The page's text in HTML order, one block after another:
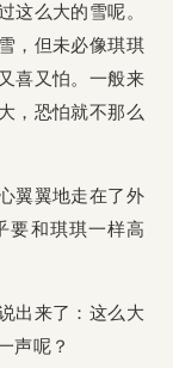
这么大的雪呢。
，但未必像琪琪
喜又怕。一般来
，恐怕就不那么
翼翼地走在了外
要和琪琪一样高
出来了： 这么大
声呢？